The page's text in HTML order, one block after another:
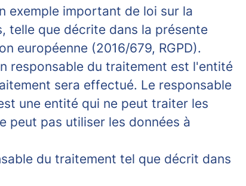
exemple important de loi sur la
telle que décrite dans la présente
européenne (2016/679, RGPD).
responsable du traitement est l'entité
sera effectué. Le responsable
une entité qui ne peut traiter les
peut pas utiliser les données à
du traitement tel que décrit dans